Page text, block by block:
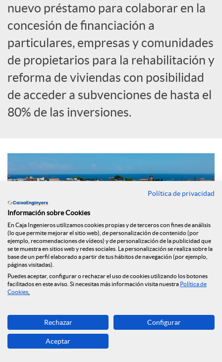
a
l
e
s
nuevo préstamo para colaborar en la
concesión de financiación a
particulares, empresas y comunidades
de propietarios para la rehabilitación y
reforma de viviendas con posibilidad
de acceder a subvenciones de hasta el
80% de las inversiones.
ambiente, elGrupo Caja de Ingenieros ha reforzado su
cartera de productos con el lanzamiento del nuevo
Préstamo ECO Rehabilita,
que estará disponible para sus
socios y socias, con el objetivo de colaborar en la concesión
Política de privacidad
Información sobre Cookies
En Caja Ingenieros utilizamos cookies propias y de terceros con fines de análisis
(lo que permite mejorar el sitio web), de personalización de contenido (por
ejemplo, recomendaciones de vídeos) y de personalización de la publicidad que
se te muestra en sitios web y redes sociales. La personalización se realiza sobre la
base de un perfil elaborado a partir de tus hábitos de navegación (por ejemplo,
páginas visitadas).
Puedes aceptar, configurar o rechazar el uso de cookies utilizando los botones
facilitados en este aviso. Si necesitas más información visita nuestra Política de
Cookies
Rechazar Configurar
Aceptar